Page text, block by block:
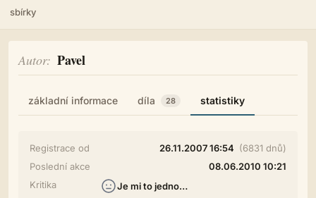
sbírky
Autor Pavel
základní informace díla 28 statistiky
Registrace od 26.11.2007 16:54 (6831 dnů)
Poslední akce
08.06.2010 10:21
Kritika
Je mi to jedno…